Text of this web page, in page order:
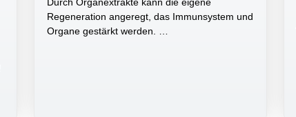
Regeneration angeregt, das Immunsystem und
Organe gestärkt werden. …